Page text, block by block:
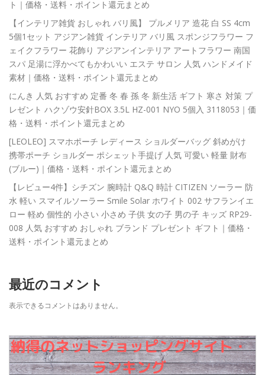
ト｜価格・送料・ポイント還元まとめ
【インテリア雑貨 おしゃれ バリ風】 プルメリア 造花 白 SS 4cm
5個1セット アジアン雑貨 インテリア バリ風 スポンジフラワー フ
ェイクフラワー 花飾り アジアンインテリア アートフラワー 南国
スパ 足湯に浮かべてもかわいい エステ サロン 人気 ハンドメイド
素材｜価格・送料・ポイント還元まとめ
にんき 人気 おすすめ 定番 冬 春 孫 冬 新生活 ギフト 寒さ 対策 プ
レゼント ハクゾウ安針BOX 3.5L HZ-001 NYO 5個入 3118053｜価
格・送料・ポイント還元まとめ
[LEOLEO] スマホポーチ レディース ショルダーバッグ 斜めがけ
携帯ポーチ ショルダー ポシェット手提げ 人気 可愛い 軽量 財布
(ブルー)｜価格・送料・ポイント還元まとめ
【レビュー4件】シチズン 腕時計 Q&Q 時計 CITIZEN ソーラー 防
水 軽い スマイルソーラー Smile Solar ホワイト 002 サフランイエ
ロー 軽め 個性的 小さい 小さめ 子供 女の子 男の子 キッズ RP29-
008 人気 おすすめ おしゃれ ブランド プレゼント ギフト｜価格・
送料・ポイント還元まとめ
最近のコメント
表示できるコメントはありません。